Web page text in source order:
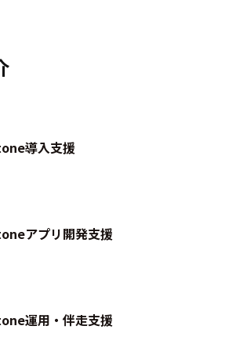
導入支援
アプリ開発支援
運用・伴走支援